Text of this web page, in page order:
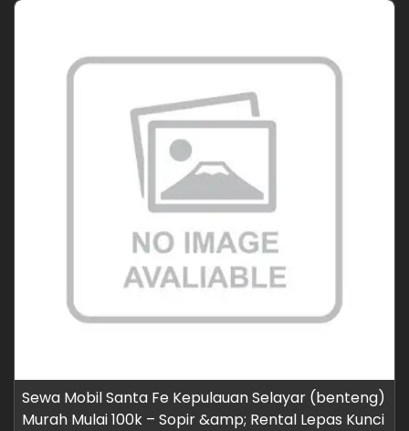
Sewa Mobil Santa Fe Kepulauan Selayar (benteng)
Murah Mulai 100k – Sopir &amp; Rental Lepas Kunci